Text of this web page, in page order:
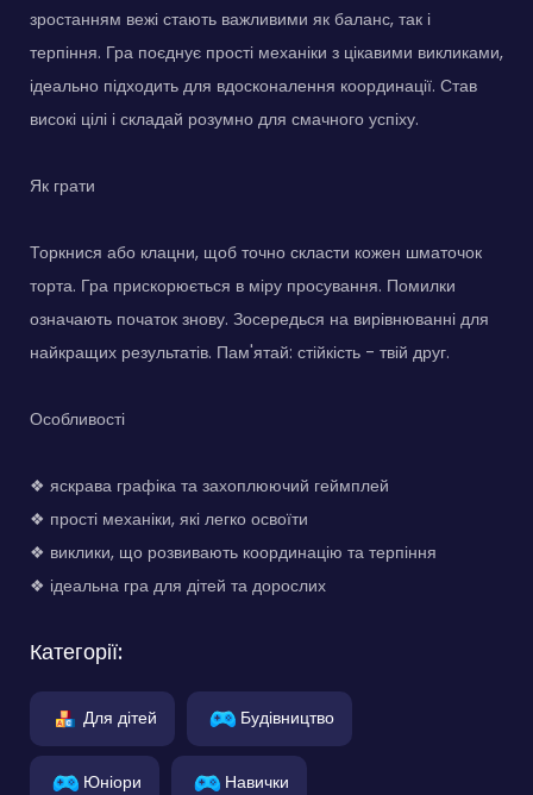
зростанням вежі стають важливими як баланс, так і
терпіння. Гра поєднує прості механіки з цікавими викликами,
ідеально підходить для вдосконалення координації. Став
високі цілі і складай розумно для смачного успіху.
Як грати
Торкнися або клацни, щоб точно скласти кожен шматочок
торта. Гра прискорюється в міру просування. Помилки
означають початок знову. Зосередься на вирівнюванні для
найкращих результатів. Пам'ятай: стійкість - твій друг.
Особливості
❖ яскрава графіка та захоплюючий геймплей
❖ прості механіки, які легко освоїти
❖ виклики, що розвивають координацію та терпіння
❖ ідеальна гра для дітей та дорослих
Категорії:
Для дітей Будівництво
Юніори Навички